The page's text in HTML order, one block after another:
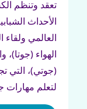
تعقد وتنظم
الأحداث
العالمي ولقاء
الهواء (جوتا)،
(جوتي)، التي
لتعلم مهارات